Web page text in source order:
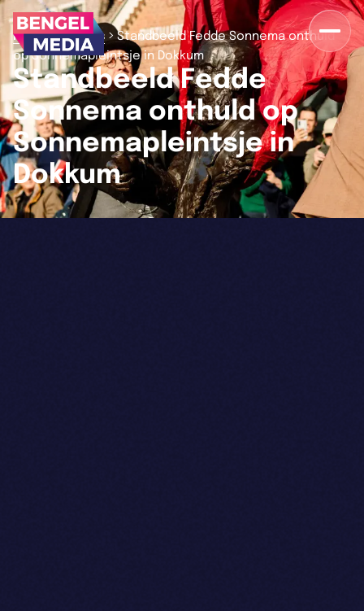
Home>Nieuws >Standbeeld Fedde Sonnema onthuld
op Sonnemapleintsje in Dokkum
Standbeeld Fedde
Sonnema onthuld op
Sonnemapleintsje in
Dokkum